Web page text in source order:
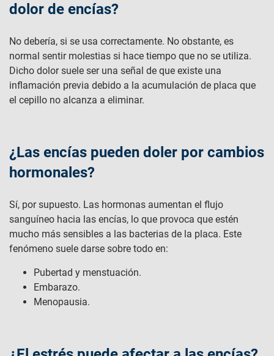
dolor de encías?
No debería, si se usa correctamente. No obstante, es
normal sentir molestias si hace tiempo que no se utiliza.
Dicho dolor suele ser una señal de que existe una
inflamación previa debido a la acumulación de placa que
el cepillo no alcanza a eliminar.
¿Las encías pueden doler por cambios
hormonales?
Sí, por supuesto. Las hormonas aumentan el flujo
sanguíneo hacia las encías, lo que provoca que estén
mucho más sensibles a las bacterias de la placa. Este
fenómeno suele darse sobre todo en:
Pubertad y menstuación.
Embarazo.
Menopausia.